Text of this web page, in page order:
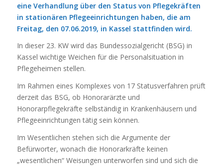
eine Verhandlung über den Status von Pflegekräften
in stationären Pflegeeinrichtungen haben, die am
Freitag, den 07.06.2019, in Kassel stattfinden wird.
In dieser 23. KW wird das Bundessozialgericht (BSG) in
Kassel wichtige Weichen für die Personalsituation in
Pflegeheimen stellen.
Im Rahmen eines Komplexes von 17 Statusverfahren prüft
derzeit das BSG, ob Honorarärzte und
Honorarpflegekräfte selbständig in Krankenhäusern und
Pflegeeinrichtungen tätig sein können.
Im Wesentlichen stehen sich die Argumente der
Befürworter, wonach die Honorarkräfte keinen
„wesentlichen“ Weisungen unterworfen sind und sich die